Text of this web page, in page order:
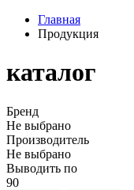
Главная
Продукция
каталог
Бренд
Не выбрано
Производитель
Не выбрано
Выводить по
90